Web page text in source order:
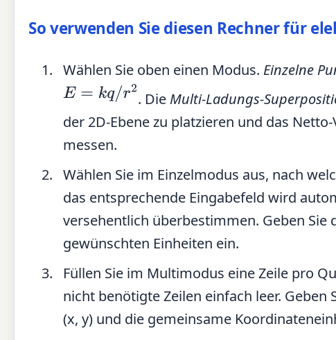
So verwenden Sie diesen Rechner für
Wählen Sie oben einen Modus. Einzelne
E= kq r2 . Die Multi-Ladungs-
der 2D-Ebene zu platzieren und das
messen.
Wählen Sie im Einzelmodus aus, nach
das entsprechende Eingabefeld wird
versehentlich überbestimmen. Geben
gewünschten Einheiten ein.
Füllen Sie im Multimodus eine Zeile pro
nicht benötigte Zeilen einfach leer.
(x, y) und die gemeinsame